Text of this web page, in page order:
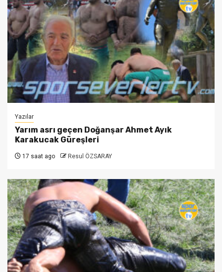
Yazılar
Yarım asrı geçen Doğanşar Ahmet Ayık
Karakucak Güreşleri
17 saat ago Resul ÖZSARAY